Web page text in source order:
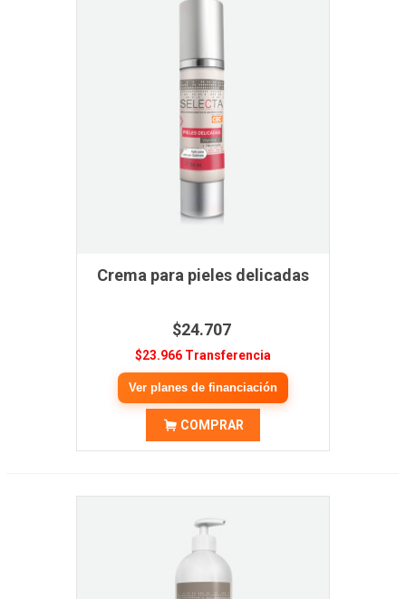
Crema para pieles delicadas
$24.707
$23.966 Transferencia
Ver planes de financiación
COMPRAR